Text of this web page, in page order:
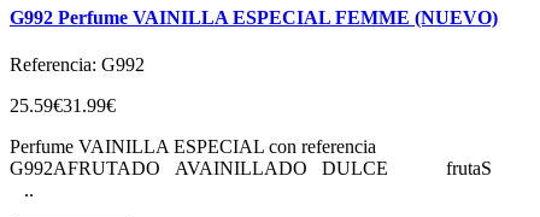
G992 Perfume VAINILLA ESPECIAL FEMME (NUEVO)
Referencia: G992
25.59€31.99€
Perfume VAINILLA ESPECIAL con referencia
G992AFRUTADO AVAINILLADO DULCE frutaS
..